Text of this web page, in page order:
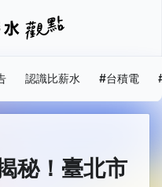
認識比薪水 #台積電
秘！臺北市